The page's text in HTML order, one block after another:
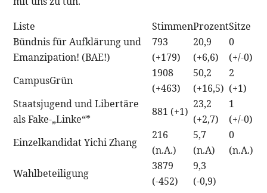
Liste
StimmenProzentSitze
Bündnis für Aufklärung und
Emanzipation! (BAE!)
793
(+179)
20,9
(+6,6)
0
(+/-0)
CampusGrün
1908
(+463)
50,2
(+16,5)
2
(+1)
Staatsjugend und Libertäre
als Fake-„Linke“*
881 (+1)
23,2
(+2,7)
1
(+/-0)
Einzelkandidat Yichi Zhang
216
(n.A.)
5,7
(n.A)
0
(n.A.)
Wahlbeteiligung
3879
(-452)
9,3
(-0,9)